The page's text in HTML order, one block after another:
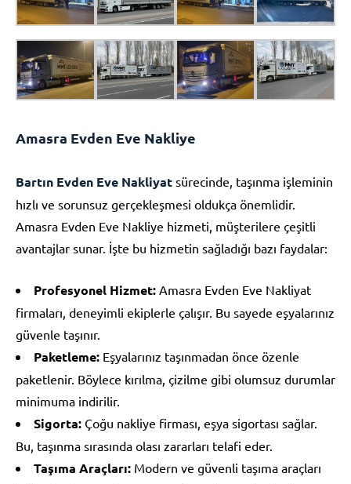
Amasra Evden Eve Nakliye
Bartın Evden Eve Nakliyat sürecinde, taşınma işleminin
hızlı ve sorunsuz gerçekleşmesi oldukça önemlidir.
Amasra Evden Eve Nakliye hizmeti, müşterilere çeşitli
avantajlar sunar. İşte bu hizmetin sağladığı bazı faydalar:
Profesyonel Hizmet: Amasra Evden Eve Nakliyat
firmaları, deneyimli ekiplerle çalışır. Bu sayede eşyalarınız
güvenle taşınır.
Paketleme: Eşyalarınız taşınmadan önce özenle
paketlenir. Böylece kırılma, çizilme gibi olumsuz durumlar
minimuma indirilir.
Sigorta: Çoğu nakliye firması, eşya sigortası sağlar.
Bu, taşınma sırasında olası zararları telafi eder.
Taşıma Araçları: Modern ve güvenli taşıma araçları